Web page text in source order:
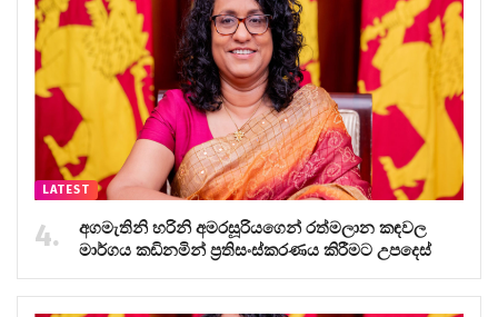
LATEST
අගමැතිනි හරිනි අමරසූරියගෙන් රත්මලාන කඳවල
මාර්ගය කඩිනමින් ප්‍රතිසංස්කරණය කිරීමට උපදෙස්